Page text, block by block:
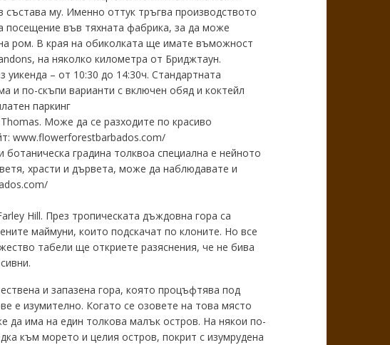
състава му. Именно оттук тръгва производството
посещение във тяхната фабрика, за да може
ром. В края на обиколката ще имате въможност
на няколко километра от Бриджтаун.
– от 10:30 до 14:30ч. Стандартната
и по-скъпи варианти с включен обяд и коктейл
паркинг
Може да се разходите по красиво
www.flowerforestbarbados.com/
градина толквоа специална е нейното
храсти и дървета, може да наблюдавате и
Hill. През тропическата дъждовна гора са
маймуни, които подскачат по клоните. Но все
табели ще откриете разяснения, че не бива
и запазена гора, която процъфтява под
е изумително. Когато се озовете на това място
да има на един толкова малък остров. На някои по-
към морето и целия остров, покрит с изумрудена